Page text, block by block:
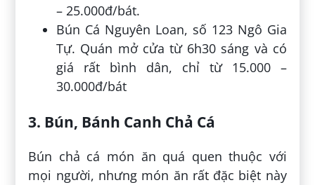
– 25.000đ/bát.
Bún Cá Nguyên Loan, số 123 Ngô Gia
Tự. Quán mở cửa từ 6h30 sáng và có
giá rất bình dân, chỉ từ 15.000 –
30.000đ/bát
3. Bún, Bánh Canh Chả Cá
Bún chả cá món ăn quá quen thuộc với
mọi người, nhưng món ăn rất đặc biệt này